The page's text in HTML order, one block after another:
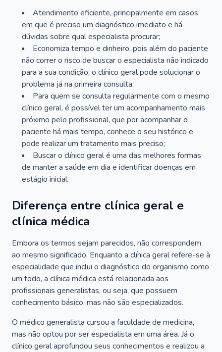
Atendimento eficiente, principalmente em casos
em que é preciso um diagnóstico imediato e há
dúvidas sobre qual especialista procurar;
Economiza tempo e dinheiro, pois além do paciente
não correr o risco de buscar o especialista não indicado
para a sua condição, o clínico geral pode solucionar o
problema já na primeira consulta;
Para quem se consulta regularmente com o mesmo
clínico geral, é possível ter um acompanhamento mais
próximo pelo profissional, que por acompanhar o
paciente há mais tempo, conhece o seu histórico e
pode realizar um tratamento mais preciso;
Buscar o clínico geral é uma das melhores formas
de manter a saúde em dia e identificar doenças em
estágio inicial.
Diferença entre clínica geral e
clínica médica
Embora os termos sejam parecidos, não correspondem
ao mesmo significado. Enquanto a clínica geral refere-se à
especialidade que inclui o diagnóstico do organismo como
um todo, a clínica médica está relacionada aos
profissionais generalistas, ou seja, que possuem
conhecimento básico, mas não são especializados.
O médico generalista cursou a faculdade de medicina,
mas não optou por ser especialista em uma área. Já o
clínico geral aprofundou seus conhecimentos e realizou a